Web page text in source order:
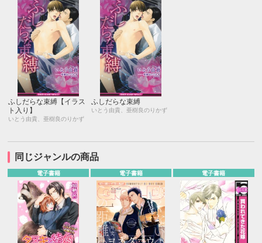
ふしだらな束縛【イラス
ト入り】
いとう由貴、亜樹良のりかず
ふしだらな束縛
いとう由貴、亜樹良のりかず
同じジャンルの商品
電子書籍 電子書籍 電子書籍